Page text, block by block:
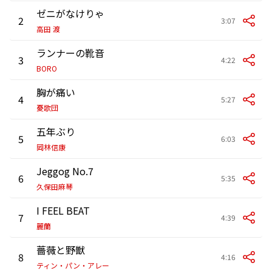
2 ゼニがなけりゃ
高田 渡
3:07
3 ランナーの靴音
BORO
4:22
4 胸が痛い
憂歌団
5:27
5 五年ぶり
岡林信康
6:03
6 Jeggog No.7
久保田麻琴
5:35
7 I FEEL BEAT
麗蘭
4:39
8 薔薇と野獣
ティン・パン・アレー
4:16